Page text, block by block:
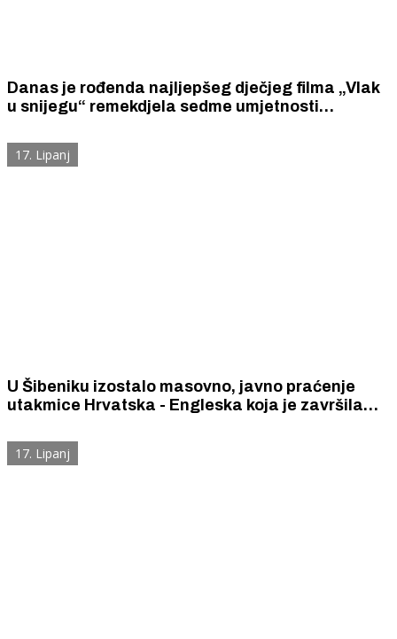
Danas je rođenda najljepšeg dječjeg filma „Vlak
u snijegu“ remekdjela sedme umjetnosti
Relje i skladatelja Arsena Dedića
17. Lipanj
U Šibeniku izostalo masovno, javno praćenje
utakmice Hrvatska - Engleska koja je završila
17. Lipanj